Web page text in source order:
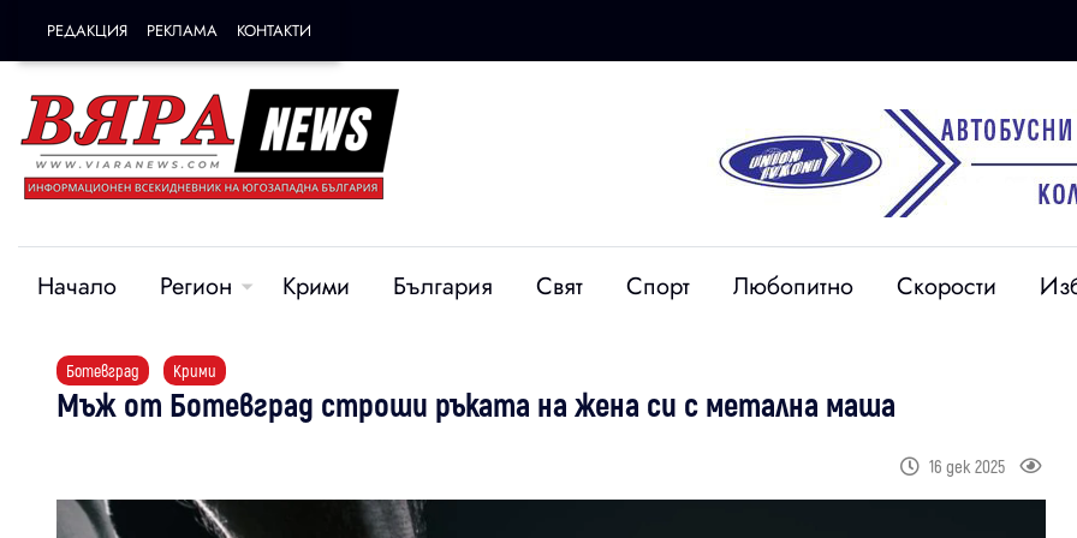
РЕДАКЦИЯ РЕКЛАМА КОНТАКТИ
Начало Регион Крими България Свят Спорт Любопитно Скорости
Ботевград Крими
Мъж от Ботевград строши ръката на жена си с метална маша
16 дек 2025